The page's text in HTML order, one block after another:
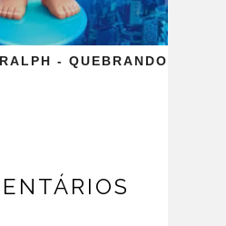
- QUEBRANDO